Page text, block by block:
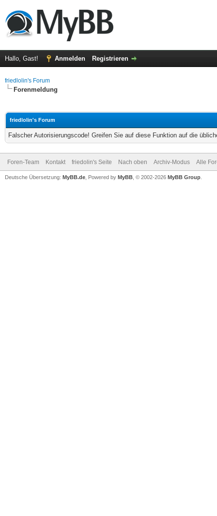
Hallo, Gast! Anmelden Registrieren
friedlolin's Forum
Forenmeldung
friedlolin's Forum
Falscher Autorisierungscode! Greifen Sie auf diese Funktion auf die
Foren-Team Kontakt friedolin's Seite Nach oben Archiv-Modus Alle
Deutsche Übersetzung: MyBB.de , Powered by MyBB , © 2002-2026 MyBB Group